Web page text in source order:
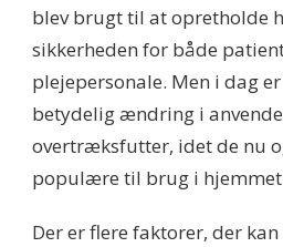
blev brugt til at opretholde
sikkerheden for både
plejepersonale. Men i dag
betydelig ændring i
overtræksfutter, idet de nu
populære til brug i
Der er flere faktorer, der